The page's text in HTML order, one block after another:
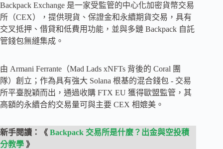
Backpack Exchange 是一家受監管的中心化加密貨幣交易
所（CEX），提供現貨、保證金和永續期貨交易，具有
交叉抵押、借貸和低費用功能，並與多鏈 Backpack 自託
管錢包無縫集成。
由 Armani Ferrante（Mad Lads xNFTs 背後的 Coral 團
隊）創立；作為具有強大 Solana 根基的混合錢包 - 交易
所平臺脫穎而出，通過收購 FTX EU 獲得歐盟監管，其
高額的永續合約交易量可與主要 CEX 相媲美。
新手閱讀：《 Backpack 交易所是什麼？出金與空投積
分教學 》